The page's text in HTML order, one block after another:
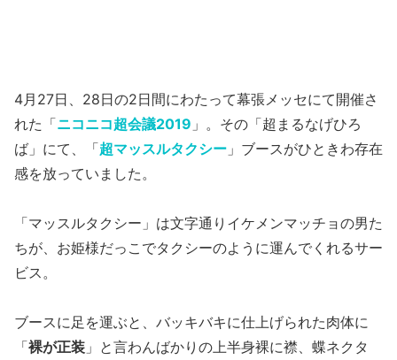
4月27日、28日の2日間にわたって幕張メッセにて開催さ
れた「ニコニコ超会議2019 」。その「超まるなげひろ
ば」にて、「超マッスルタクシー 」ブースがひときわ存在
感を放っていました。
「マッスルタクシー」は文字通りイケメンマッチョの男た
ちが、お姫様だっこでタクシーのように運んでくれるサー
ビス。
ブースに足を運ぶと、バッキバキに仕上げられた肉体に
「裸が正装 」と言わんばかりの上半身裸に襟、蝶ネクタ